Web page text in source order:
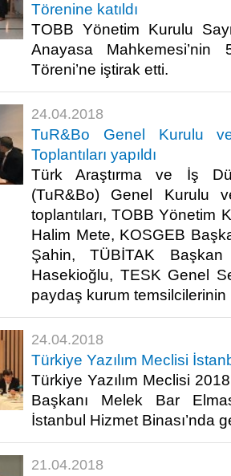
Törenine katıldı
TOBB Yönetim Kurulu
Anayasa Mahkemesi’nin
Töreni’ne iştirak etti. ​
24.04.2018
TuR&Bo Genel Kurulu
Toplantıları yapıldı
Türk Araştırma ve İş
(TuR&Bo) Genel Kurulu
toplantıları, TOBB Yönetim
Halim Mete, KOSGEB
Şahin, TÜBİTAK Başkan
Hasekioğlu, TESK Genel
paydaş kurum temsilcilerinin
24.04.2018
Türkiye Yazılım Meclisi
Türkiye Yazılım Meclisi 2018
Başkanı Melek Bar
İstanbul Hizmet Binası’nda
21.04.2018